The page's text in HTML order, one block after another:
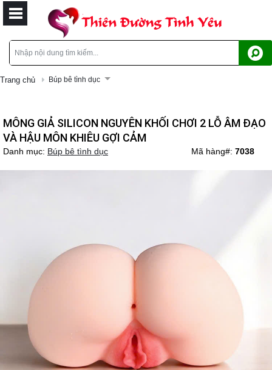
Trang chủ Búp bê tình dục
MÔNG GIẢ SILICON NGUYÊN KHỐI CHƠI 2 LỖ ÂM ĐẠO
VÀ HẬU MÔN KHIÊU GỢI CẢM
Mã hàng#: 7038
Danh mục: Búp bê tình dục